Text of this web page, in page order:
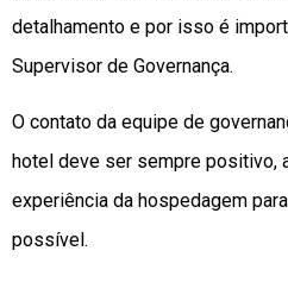
detalhamento e por isso é
Supervisor de Governança.
O contato da equipe de
hotel deve ser sempre positivo,
experiência da hospedagem
possível.